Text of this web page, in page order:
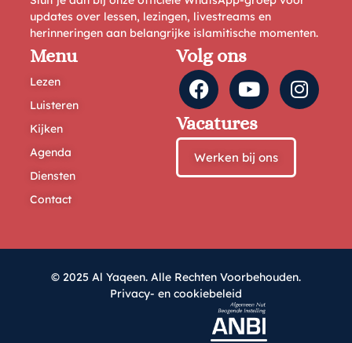
updates over lessen, lezingen, livestreams en
herinneringen aan belangrijke islamitische momenten.
Menu
Lezen
Luisteren
Kijken
Agenda
Diensten
Contact
Volg ons
Vacatures
Werken bij ons
© 2025 Al Yaqeen. Alle Rechten Voorbehouden.
Privacy- en cookiebeleid